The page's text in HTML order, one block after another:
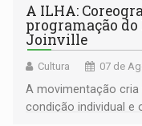
A ILHA:
programação do
Joinville
Cultura 07 de
A movimentação
condição individual e